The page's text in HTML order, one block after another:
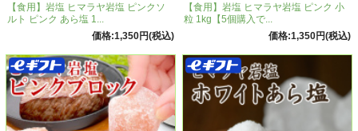
【食用】岩塩 ヒマラヤ岩塩 ピンクソ
ルト ピンク あら塩 1...
価格:1,350円(税込)
【食用】岩塩 ヒマラヤ岩塩 ピンク 小
粒 1kg【5個購入で...
価格:1,350円(税込)